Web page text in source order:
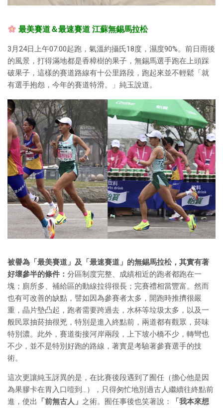
最美賽道＆最速賽道 江蘇無錫馬拉松
3月24日上午07:00起跑，氣溫約攝氏18度，濕度90%。前日雨後
的風景，打得滿地都是香樟樹的果子，無錫馬選手跑在上頭踩
破果子，這樣的賽道路線有十公里路段，跑起來並不輕鬆「就
有選手抱怨，今年的賽道特滑。」純玉說道。
被譽為「最美賽道」及「最速賽道」的無錫馬拉松，其實有著
好壞參半的條件： 分區制度完整、成績相近的跑者都跑在一
塊；廁所多、補給區的動線拉得很長；完賽禮相當豐富。然而
也有可改善的缺點，譬如因為參賽者太多，開跑時推擠很嚴
重，晶片墊凸起，跑者需要跨過去，水杯等垃圾太多，以及一
般民眾抽菸抽很兇，特別是進入終點前，兩道都有觀眾，菸味
特別濃。此外，賽道銜接河岸兩段，上下坡小橋不少，轉彎也
不少，並不是特別好跑的路線，著實是考驗著參賽選手的技
術。
這次更讓純玉訝異的是，在比賽後段遇到了囿任（擔心他是因
為果膠卡在胃入口噎到…），只得匆忙地別過古人繼續往終點前
進，使出
「前無古人」 之術。囿任事後也笑著說：
「我本來想